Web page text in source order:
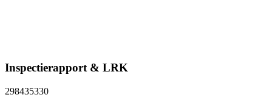
Inspectierapport & LRK
298435330